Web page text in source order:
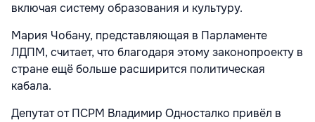
включая систему образования и культуру.
Мария Чобану, представляющая в Парламенте
ЛДПМ, считает, что благодаря этому законопроекту в
стране ещё больше расширится политическая
кабала.
Депутат от ПСРМ Владимир Односталко привёл в